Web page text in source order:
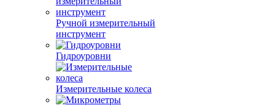
Ручной измерительный
инструмент
Гидроуровни
Измерительные колеса